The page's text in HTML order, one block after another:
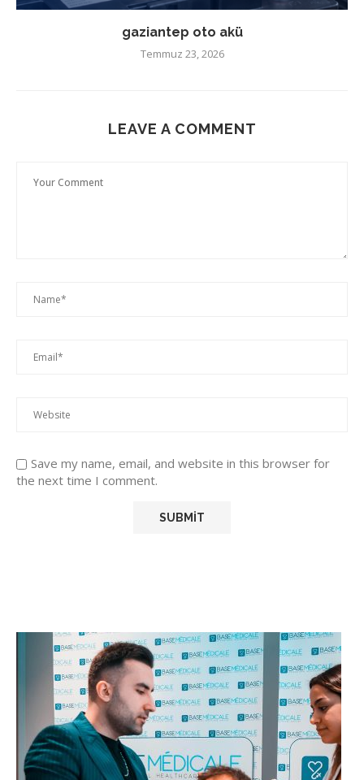
gaziantep oto akü
Temmuz 23, 2026
LEAVE A COMMENT
Save my name, email, and website in this browser for
the next time I comment.